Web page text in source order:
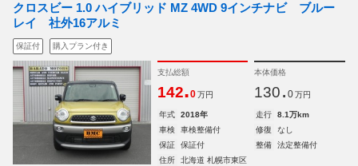
クロスビー 1.0 ハイブリッド MZ 4WD 9インチナビ ブルー
レイ 社外16アルミ
保証付 購入プラン付き
支払総額
142.0 万円
本体価格
130. 0 万円
年式 2018年 走行
8.1万km
車検
車検整備付 修復
なし
保証
保証付 整備
法定整備付
住所
北海道 札幌市東区